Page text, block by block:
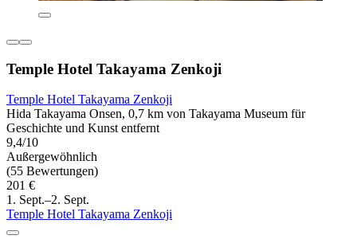
Temple Hotel Takayama Zenkoji
Temple Hotel Takayama Zenkoji
Hida Takayama Onsen, 0,7 km von Takayama Museum für
Geschichte und Kunst entfernt
9,4/10
Außergewöhnlich
(55 Bewertungen)
201 €
1. Sept.–2. Sept.
Temple Hotel Takayama Zenkoji